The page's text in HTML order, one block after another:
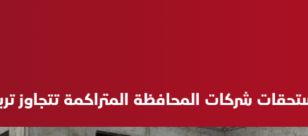
شركات المحافظة المتراكمة تتجاوز